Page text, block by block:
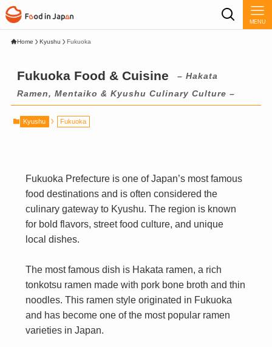
MENU
Home Kyushu Fukuoka
Fukuoka Food & Cuisine
– Hakata
Ramen, Mentaiko & Kyushu Culinary Culture –
Kyushu Fukuoka
Fukuoka Prefecture is one of Japan’s most famous
food destinations and is often considered the
culinary gateway to Kyushu. The region is known
for bold flavors, street food culture, and unique
local dishes.
The most famous dish is Hakata ramen, a rich
tonkotsu ramen made with pork bone broth and thin
noodles. This ramen style originated in Fukuoka
and has become one of the most popular ramen
varieties in Japan.